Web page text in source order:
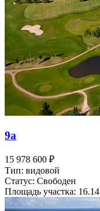
9а
15 978 600 ₽
Тип: видовой
Статус: Свободен
Площадь участка: 16.14